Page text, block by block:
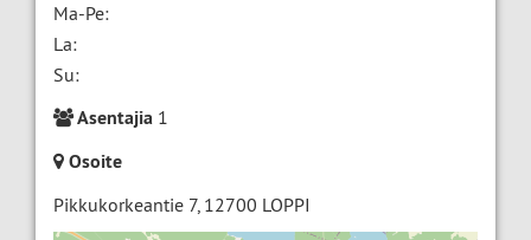
Ma-Pe:
La:
Su:
Asentajia 1
Osoite
Pikkukorkeantie 7, 12700 LOPPI